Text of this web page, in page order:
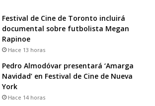
Festival de Cine de Toronto incluirá
documental sobre futbolista Megan
Rapinoe
Hace 13 horas
Pedro Almodóvar presentará ‘Amarga
Navidad’ en Festival de Cine de Nueva
York
Hace 14 horas